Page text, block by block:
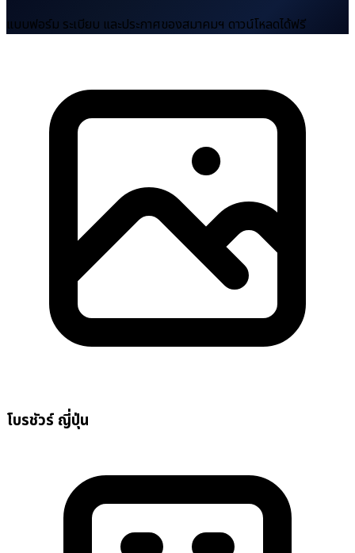
แบบฟอร์ม ระเบียบ และประกาศของสมาคมฯ ดาวน์โหลดได้ฟรี
โบรชัวร์ ญี่ปุ่น